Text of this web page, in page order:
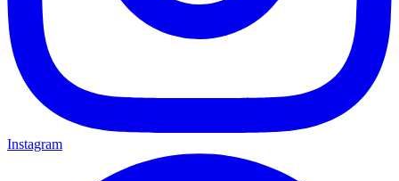
Instagram